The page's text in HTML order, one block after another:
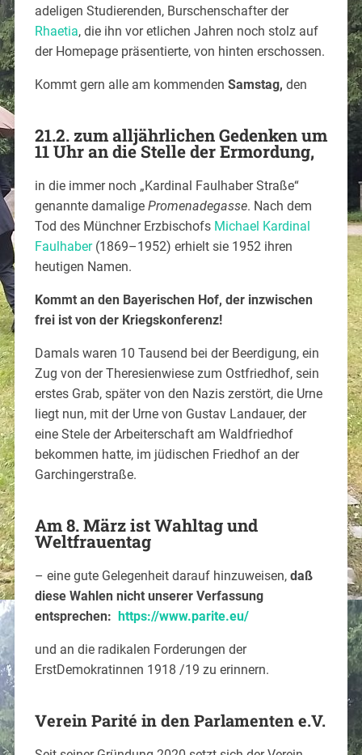
adeligen Studierenden, Burschenschafter der
Rhaetia, die ihn vor etlichen Jahren noch stolz auf
der Homepage präsentierte, von hinten erschossen.
Kommt gern alle am kommenden Samstag, den
21.2. zum alljährlichen Gedenken um
11 Uhr an die Stelle der Ermordung,
in die immer noch „Kardinal Faulhaber Straße“
genannte damalige Promenadegasse. Nach dem
Tod des Münchner Erzbischofs Michael Kardinal
Faulhaber(1869–1952) erhielt sie 1952 ihren
heutigen Namen.
Kommt an den Bayerischen Hof, der inzwischen
frei ist von der Kriegskonferenz!
Damals waren 10 Tausend bei der Beerdigung, ein
Zug von der Theresienwiese zum Ostfriedhof, sein
erstes Grab, später von den Nazis zerstört, die Urne
liegt nun, mit der Urne von Gustav Landauer, der
eine Stele der Arbeiterschaft am Waldfriedhof
bekommen hatte, im jüdischen Friedhof an der
Garchingerstraße.
Am 8. März ist Wahltag und
Weltfrauentag
– eine gute Gelegenheit darauf hinzuweisen,daß
diese Wahlen nicht unserer Verfassung
entsprechen: https://www.parite.eu/
und an die radikalen Forderungen der
ErstDemokratinnen 1918 /19 zu erinnern.
Verein Parité in den Parlamenten e.V.